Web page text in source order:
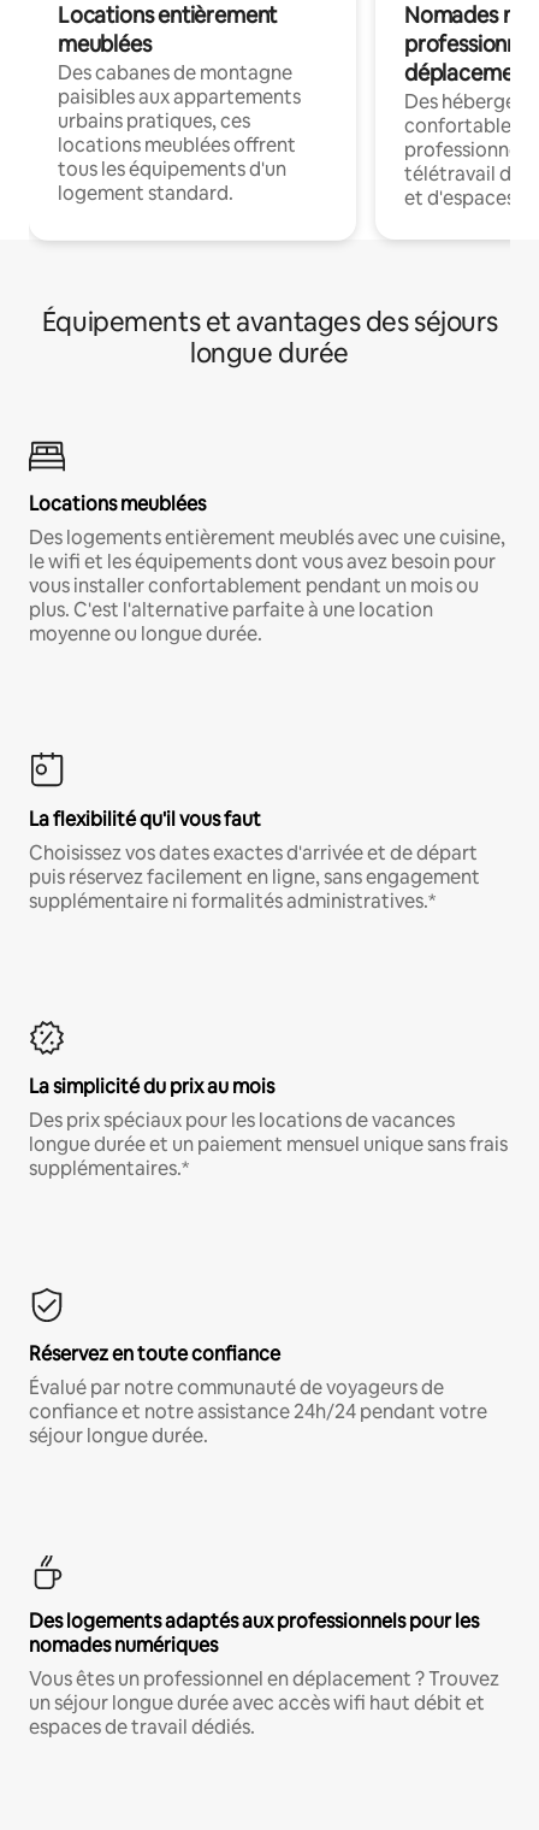
Locations entièrement
meublées
Des cabanes de montagne
paisibles aux appartements
urbains pratiques, ces
locations meublées offrent
tous les équipements d'un
logement standard.
Nomades
déplacement
Des
confortables
professionnels
télétravail
et d'espaces
Équipements et avantages des séjours
longue durée
Locations meublées
Des logements entièrement meublés avec une cuisine,
le wifi et les équipements dont vous avez besoin pour
vous installer confortablement pendant un mois ou
plus. C'est l'alternative parfaite à une location
moyenne ou longue durée.
La flexibilité qu'il vous faut
Choisissez vos dates exactes d'arrivée et de départ
puis réservez facilement en ligne, sans engagement
supplémentaire ni formalités administratives.*
La simplicité du prix au mois
Des prix spéciaux pour les locations de vacances
longue durée et un paiement mensuel unique sans frais
supplémentaires.*
Réservez en toute confiance
Évalué par notre communauté de voyageurs de
confiance et notre assistance 24h/24 pendant votre
séjour longue durée.
Des logements adaptés aux professionnels pour les
nomades numériques
Vous êtes un professionnel en déplacement ? Trouvez
un séjour longue durée avec accès wifi haut débit et
espaces de travail dédiés.